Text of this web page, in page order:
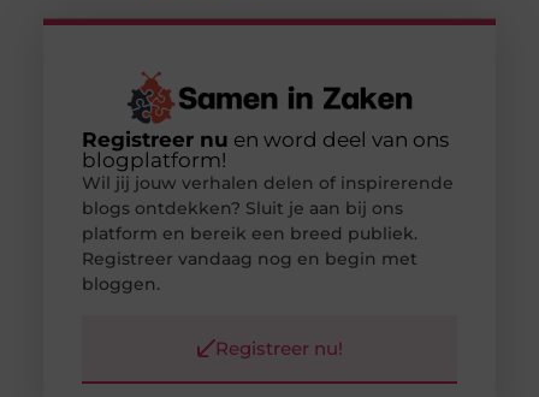
Registreer nu en word deel van ons
blogplatform!
Wil jij jouw verhalen delen of inspirerende
blogs ontdekken? Sluit je aan bij ons
platform en bereik een breed publiek.
Registreer vandaag nog en begin met
bloggen.
Registreer nu!